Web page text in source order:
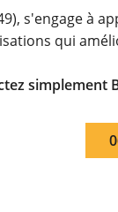
s'engage à
qui